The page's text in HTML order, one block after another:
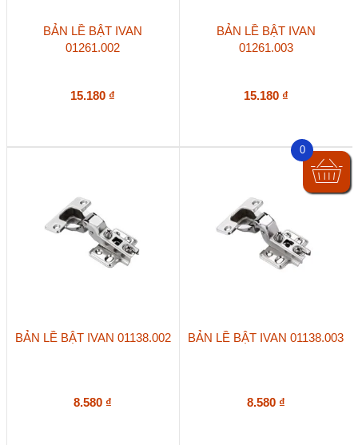
BẢN LỀ BẬT IVAN
01261.002
15.180 ₫
BẢN LỀ BẬT IVAN
01261.003
15.180 ₫
BẢN LỀ BẬT IVAN 01138.002
8.580 ₫
BẢN LỀ BẬT IVAN 01138.003
8.580 ₫
0